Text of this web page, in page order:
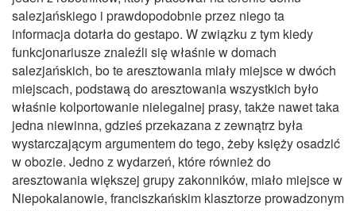
salezjańskiego i prawdopodobnie przez niego ta
informacja dotarła do gestapo. W związku z tym kiedy
funkcjonariusze znaleźli się właśnie w domach
salezjańskich, bo te aresztowania miały miejsce w dwóch
miejscach, podstawą do aresztowania wszystkich było
właśnie kolportowanie nielegalnej prasy, także nawet taka
jedna niewinna, gdzieś przekazana z zewnątrz była
wystarczającym argumentem do tego, żeby księży osadzić
w obozie. Jedno z wydarzeń, które również do
aresztowania większej grupy zakonników, miało miejsce w
Niepokalanowie, franciszkańskim klasztorze prowadzonym